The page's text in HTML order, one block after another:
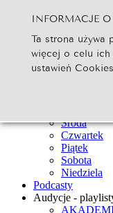
Szukaj...
Strona Główna
Newsy
Środa
Czwartek
Piątek
Sobota
Niedziela
Podcasty
Audycje -
INFORMACJE
Ta strona używa
więcej o celu ich
ustawień